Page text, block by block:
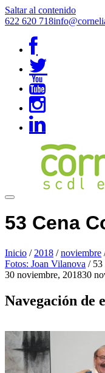
Saltar al contenido
622 620 718
53 Cena
Inicio / 2018 / noviembre
Fotos: Joan Vilanova / 53
30 noviembre, 201830
Navegación de